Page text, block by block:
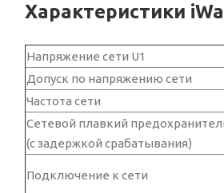
Характеристики
Напряжение сети U1
Допуск по напряжению сети
Частота сети
Сетевой плавкий
(с задержкой срабатывания)
Подключение к сети